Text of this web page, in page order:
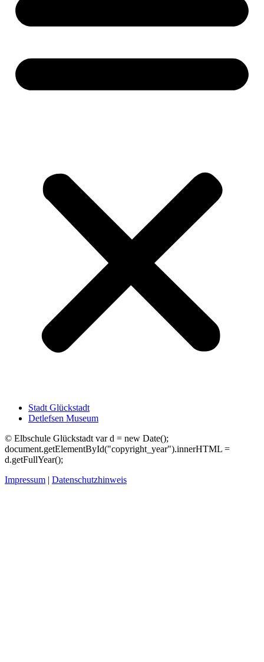
Stadt Glückstadt
Detlefsen Museum
© Elbschule Glückstadt var d = new Date();
document.getElementById("copyright_year").innerHTML =
d.getFullYear();
Impressum | Datenschutzhinweis